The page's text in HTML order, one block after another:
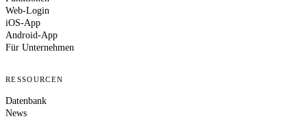
Web-Login
iOS-App
Android-App
Für Unternehmen
RESSOURCEN
Datenbank
News